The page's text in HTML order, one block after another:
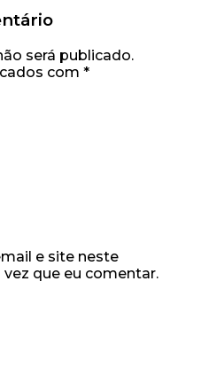
será publicado.
com *
e site neste
que eu comentar.